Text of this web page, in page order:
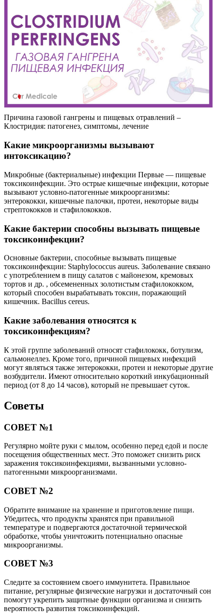
Причина газовой гангрены и пищевых отравлений –
Клостридия: патогенез, симптомы, лечение
Какие микроорганизмы вызывают
интоксикацию?
Микробные (бактериальные) инфекции Первые — пищевые
токсикоинфекции. Это острые кишечные инфекции, которые
вызывают условно-патогенные микроорганизмы:
энтерококки, кишечные палочки, протеи, некоторые виды
стрептококков и стафилококков.
Какие бактерии способны вызывать пищевые
токсикоинфекции?
Основные бактерии, способные вызывать пищевые
токсикоинфекции: Staphylococcus aureus. Заболевание связано
с употреблением в пищу салатов с майонезом, кремовых
тортов и др. , обсемененных золотистым стафилококком,
который способен вырабатывать токсин, поражающий
кишечник. Bacillus cereus.
Какие заболевания относятся к
токсикоинфекциям?
К этой группе заболеваний относят стафилококк, ботулизм,
сальмонеллез. Кроме того, причиной пищевых инфекций
могут являться также энтерококки, протеи и некоторые другие
возбудители. Имеют относительно короткий инкубационный
период (от 8 до 14 часов), который не превышает суток.
Советы
СОВЕТ №1
Регулярно мойте руки с мылом, особенно перед едой и после
посещения общественных мест. Это поможет снизить риск
заражения токсикоинфекциями, вызванными условно-
патогенными микроорганизмами.
СОВЕТ №2
Обратите внимание на хранение и приготовление пищи.
Убедитесь, что продукты хранятся при правильной
температуре и подвергаются достаточной термической
обработке, чтобы уничтожить потенциально опасные
микроорганизмы.
СОВЕТ №3
Следите за состоянием своего иммунитета. Правильное
питание, регулярные физические нагрузки и достаточный сон
помогут укрепить защитные функции организма и снизить
вероятность развития токсикоинфекций.